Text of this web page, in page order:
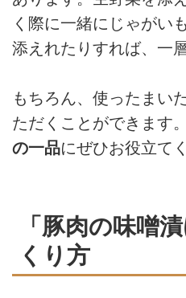
く際に一緒にじゃがい
添えれたりすれば、一
もちろん、使ったまい
ただくことができます
の一品にぜひお役立て
「豚肉の味噌
くり方